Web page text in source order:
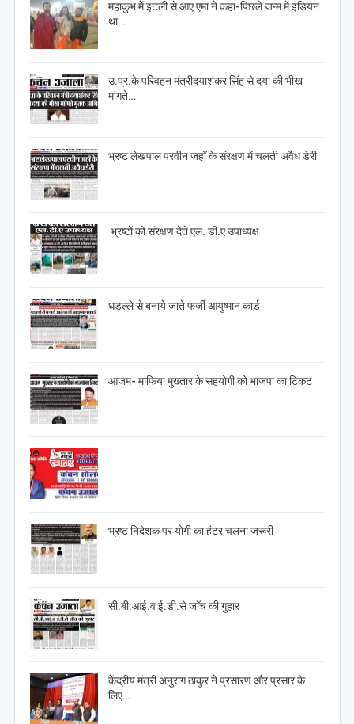
महाकुंभ में इटली से आए एमा ने कहा-पिछले जन्म में इंडियन
था…
उ.प्र.के परिवहन मंत्रीदयाशंकर सिंह से दया की भीख
मांगते…
भ्रष्ट लेखपाल परवीन जहाँ के संरक्षण में चलती अवैध डेरी
भ्रष्टों को संरक्षण देते एल. डी.ए उपाध्यक्ष
धड़ल्ले से बनाये जाते फर्जी आयुष्मान कार्ड
आजम- माफिया मुख्तार के सहयोगी को भाजपा का टिकट
भ्रष्ट निदेशक पर योगी का हंटर चलना जरूरी
सी.बी.आई.व ई.डी.से जाॅच की गुहार
केंद्रीय मंत्री अनुराग ठाकुर ने प्रसारण और प्रसार के
लिए…